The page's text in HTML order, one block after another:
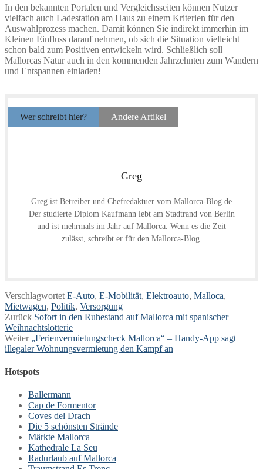
In den bekannten Portalen und Vergleichsseiten können Nutzer
vielfach auch Ladestation am Haus zu einem Kriterien für den
Auswahlprozess machen. Damit können Sie indirekt immerhin im
Kleinen Einfluss darauf nehmen, ob sich die Situation vielleicht
schon bald zum Positiven entwickeln wird. Schließlich soll
Mallorcas Natur auch in den kommenden Jahrzehnten zum Wandern
und Entspannen einladen!
Wer schreibt hier? Andere Artikel
Greg
Greg ist Betreiber und Chefredaktuer vom Mallorca-Blog.de
Der studierte Diplom Kaufmann lebt am Stadtrand von Berlin
und ist mehrmals im Jahr auf Mallorca. Wenn es die Zeit
zulässt, schreibt er für den Mallorca-Blog.
Verschlagwortet E-Auto, E-Mobilität, Elektroauto, Malloca,
Mietwagen, Politik, Versorgung
Beitragsnavigation
Zurück Vorheriger
Beitrag:
Sofort in den Ruhestand auf Mallorca mit spanischer
Weihnachtslotterie
Weiter
Nächster
Beitrag:
„Ferienvermietungscheck Mallorca“ – Handy-App sagt
illegaler Wohnungsvermietung den Kampf an
Hotspots
Ballermann
Cap de Formentor
Coves del Drach
Die 5 schönsten Strände
Märkte Mallorca
Kathedrale La Seu
Radurlaub auf Mallorca